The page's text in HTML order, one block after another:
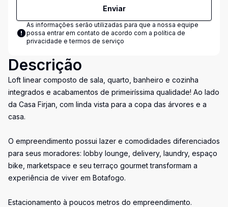
Enviar
As informações serão utilizadas para que a nossa equipe
possa entrar em contato de acordo com a política de
privacidade e termos de serviço
Descrição
Loft linear composto de sala, quarto, banheiro e cozinha
integrados e acabamentos de primeiríssima qualidade! Ao lado
da Casa Firjan, com linda vista para a copa das árvores e a
casa.
O empreendimento possui lazer e comodidades diferenciados
para seus moradores: lobby lounge, delivery, laundry, espaço
bike, marketspace e seu terraço gourmet transformam a
experiência de viver em Botafogo.
Estacionamento à poucos metros do empreendimento.